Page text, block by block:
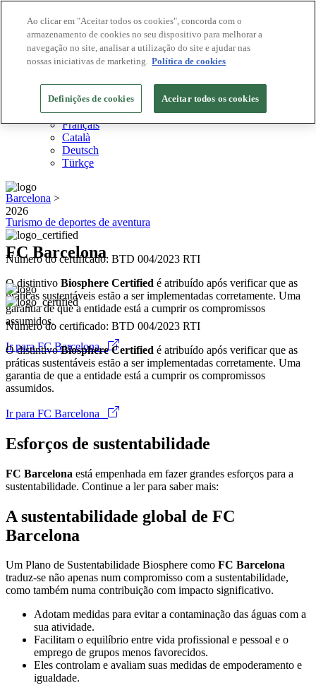
Destinos Biosphere
Empresas Biosphere
Como avaliamos
PT
English
Español
Français
Català
Deutsch
Türkçe
2026
Número do certificado: BTD 004/2023 RTI
O distintivo Biosphere Certified é atribuído após verificar que as
práticas sustentáveis estão a ser implementadas corretamente. Uma
garantia de que a entidade está a cumprir os compromissos
assumidos.
Ir para FC Barcelona
Barcelona >
Turismo de deportes de aventura
FC Barcelona
Número do certificado: BTD 004/2023 RTI
O distintivoBiosphere Certified é atribuído após verificar que as
práticas sustentáveis estão a ser implementadas corretamente. Uma
garantia de que a entidade está a cumprir os compromissos
assumidos.
Ir para FC Barcelona
Esforços de sustentabilidade
FC Barcelona está empenhada em fazer grandes esforços para a
sustentabilidade. Continue a ler para saber mais:
A sustentabilidade global de FC
Barcelona
Um Plano de Sustentabilidade Biosphere como FC Barcelona
traduz-se não apenas num compromisso com a sustentabilidade,
como também numa contribuição com impacto significativo.
Adotam medidas para evitar a contaminação das águas com a
sua atividade.
Facilitam o equilíbrio entre vida profissional e pessoal e o
emprego de grupos menos favorecidos.
Eles controlam e avaliam suas medidas de empoderamento e
igualdade.
Ao clicar em "Aceitar todos os cookies", concorda com o
armazenamento de cookies no seu dispositivo para melhorar a
navegação no site, analisar a utilização do site e ajudar nas
nossas iniciativas de marketing. Política de cookies
Definições de cookies Aceitar todos os cookies